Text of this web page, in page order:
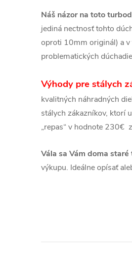
Náš názor na toto
jediná nectnosť tohto
oproti 10mm originál) a v
problematických
Výhody pre stálych
kvalitných náhradných
stálych zákazníkov, ktorí
„repas“ v hodnote 230€
Vála sa Vám doma
výkupu. Ideálne opísať